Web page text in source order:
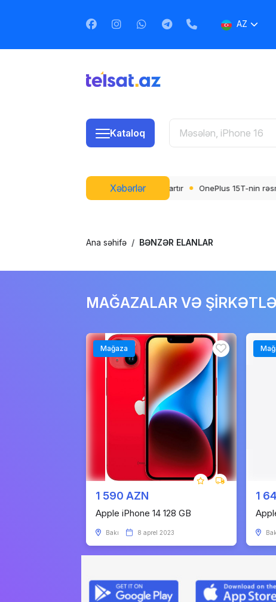
AZ
Kataloq
Xəbərlər
OnePlus 15T-nin rəsmi dizaynı və rəngləri açıqlandı
Ana səhifə BƏNZƏR ELANLAR
MAĞAZALAR VƏ
Mağaza
1 590 AZN
Apple iPhone 14 128 GB
Bakı 8 aprel 2023
1